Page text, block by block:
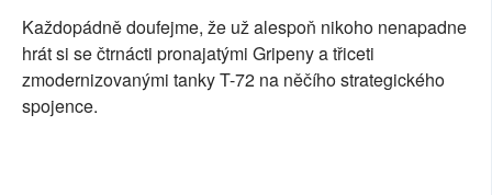
Každopádně doufejme, že už alespoň nikoho nenapadne
hrát si se čtrnácti pronajatými Gripeny a třiceti
zmodernizovanými tanky T-72 na něčího strategického
spojence.